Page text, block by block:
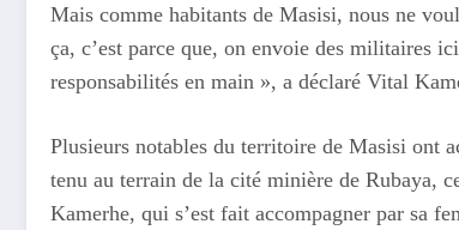
Mais comme habitants de Masisi, nous ne
ça, c’est parce que, on envoie des militaires
responsabilités en main », a déclaré Vital
Plusieurs notables du territoire de Masisi ont
tenu au terrain de la cité minière de Rubaya,
Kamerhe, qui s’est fait accompagner par sa